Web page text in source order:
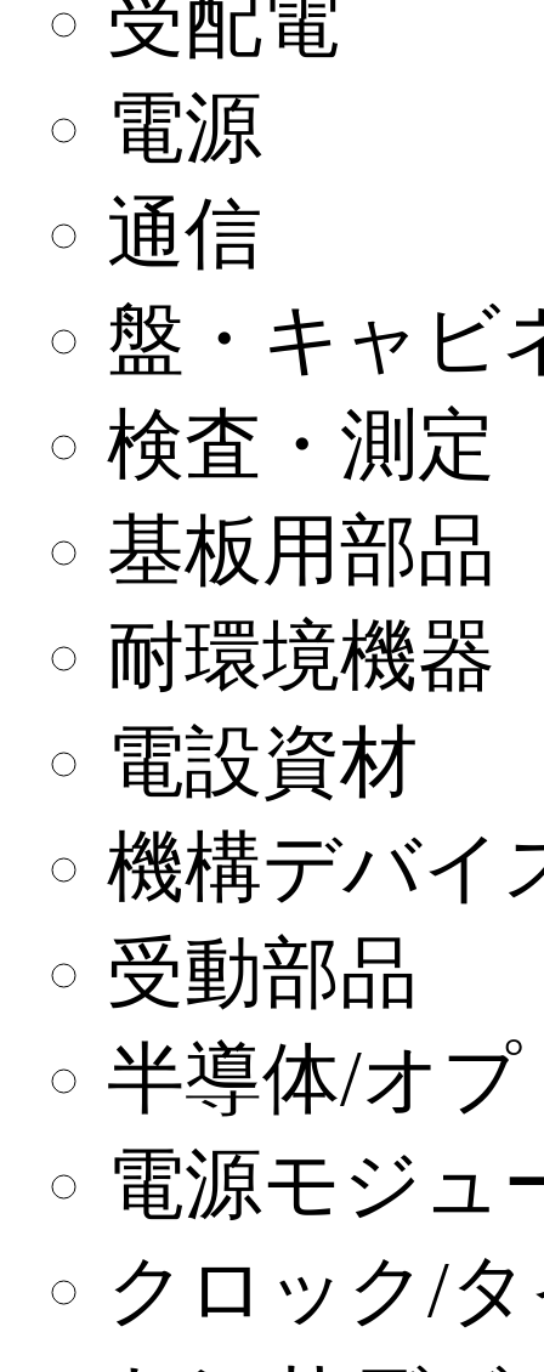
受配電
電源
通信
盤・キャビ
検査・測定
基板用部品
耐環境機器
電設資材
機構デバイ
受動部品
半導体/オプ
電源モジュ
クロック/